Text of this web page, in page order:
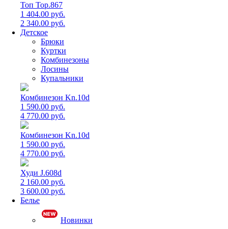
Топ Top.867
1 404.00 руб.
2 340.00 руб.
Детское
Брюки
Куртки
Комбинезоны
Лосины
Купальники
Комбинезон Kn.10d
1 590.00 руб.
4 770.00 руб.
Комбинезон Kn.10d
1 590.00 руб.
4 770.00 руб.
Худи J.608d
2 160.00 руб.
3 600.00 руб.
Белье
Новинки